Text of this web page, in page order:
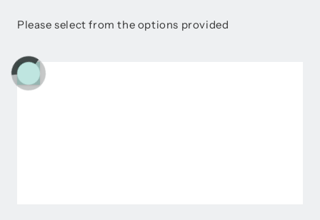
Please select from the options provided